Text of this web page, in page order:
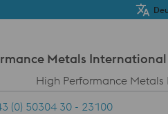
Metals International
High Performance Metals
(0) 50304 30 - 23100